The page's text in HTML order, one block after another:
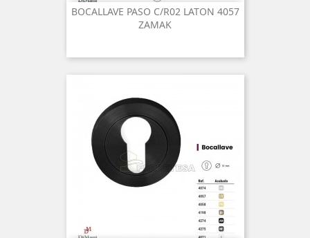
BOCALLAVE PASO C/R02 LATON 4057
ZAMAK